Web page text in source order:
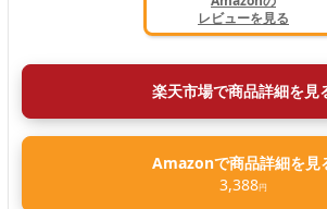
レビューを見る
楽天市場で商品詳細を見
Amazonで商品詳細を見
3,388円